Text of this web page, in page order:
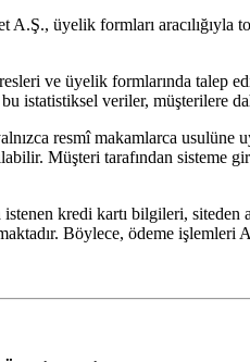
A.Ş., üyelik formları aracılığıyla
ve üyelik formlarında talep
istatistiksel veriler, müşterilere
resmî makamlarca usulüne
Müşteri tarafından sisteme
istenen kredi kartı bilgileri,
Böylece, ödeme işlemleri